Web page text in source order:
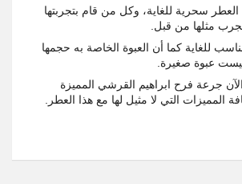
العطر سحرية للغاية، وكل من قام بتجربتها
مثلها من قبل.
للغاية كما أن العبوة الخاصة به حجمها
جرعة فرح ابراهيم القرشي المميزة
المميزات التي لا مثيل لها مع هذا العطر.